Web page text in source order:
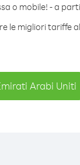
o mobile! - a
le migliori tariffe
Arabi Uniti